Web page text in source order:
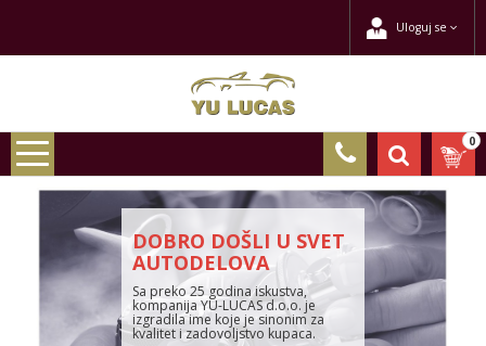
Uloguj se
0
DOBRO DOŠLI U SVET
AUTODELOVA
Sa preko 25 godina iskustva,
kompanija YU-LUCAS d.o.o. je
izgradila ime koje je sinonim za
kvalitet i zadovoljstvo kupaca.